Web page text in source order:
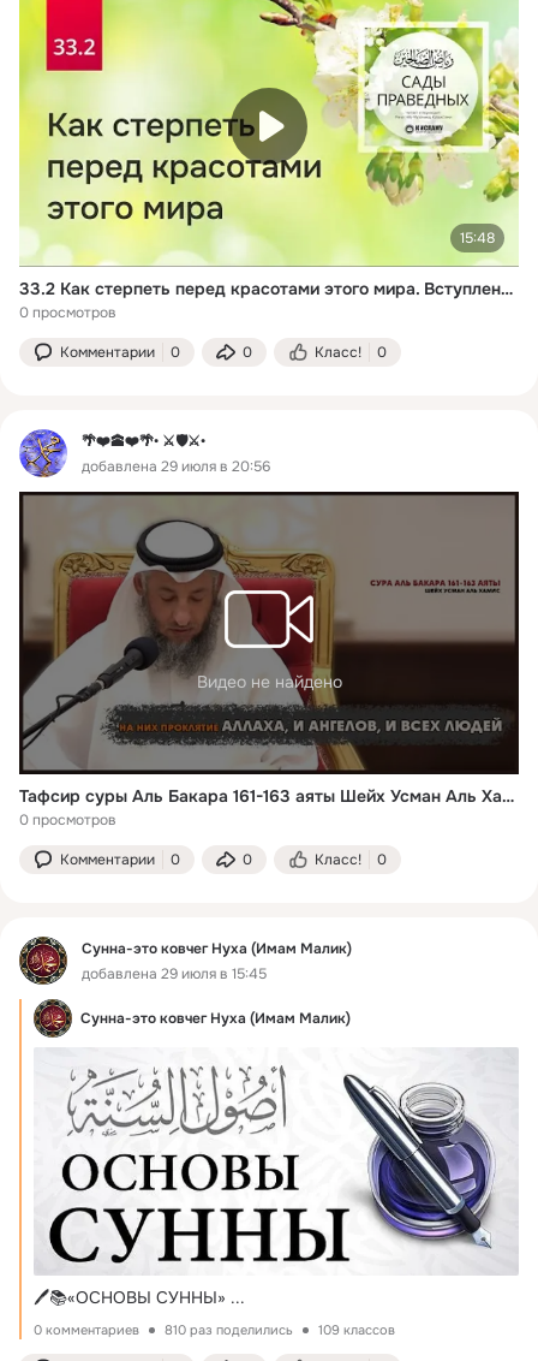
15:48
33.2 Как стерпеть перед красотами этого мира. Вступление к главе 33. Часть 2-я | Сады праведных
0 просмотров
Комментарии 0 0 Класс! 0
🌴❤️🕋❤️🌴• ⚔️🛡️⚔️•
добавлена 29 июля в 20:56
Видео не найдено
Тафсир суры Аль Бакара 161-163 аяты Шейх Усман Аль Хамис
0 просмотров
Комментарии 0 0 Класс! 0
Сунна-это ковчег Нуха (Имам Малик)
добавлена 29 июля в 15:45
Сунна-это ковчег Нуха (Имам Малик)
🖊️📚«ОСНОВЫ СУННЫ» ...
0 комментариев 810 раз поделились 109 классов